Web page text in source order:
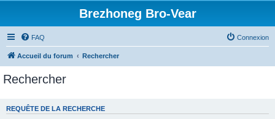
Brezhoneg Bro-Vear
FAQ Connexion
Accueil du forum Rechercher
Rechercher
REQUÊTE DE LA RECHERCHE